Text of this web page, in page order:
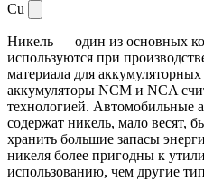
Cu
Никель — один из основных
используются при
материала для
аккумуляторы NCM и NCA
технологией. Автомобильные
содержат никель, мало весят,
хранить большие запасы
никеля более пригодны к
использованию, чем другие